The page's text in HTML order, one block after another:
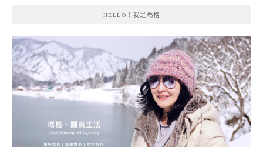
HELLO！我是瑪格